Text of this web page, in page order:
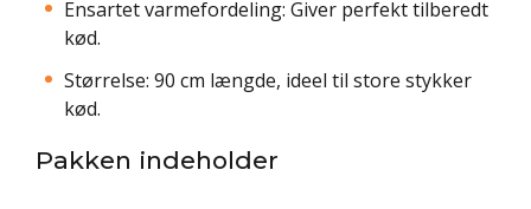
Ensartet varmefordeling: Giver perfekt tilberedt
kød.
Størrelse: 90 cm længde, ideel til store stykker
kød.
Pakken indeholder